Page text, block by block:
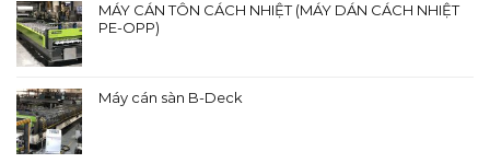
MÁY CÁN TÔN CÁCH NHIỆT (MÁY DÁN CÁCH NHIỆT
PE-OPP)
Máy cán sàn B-Deck